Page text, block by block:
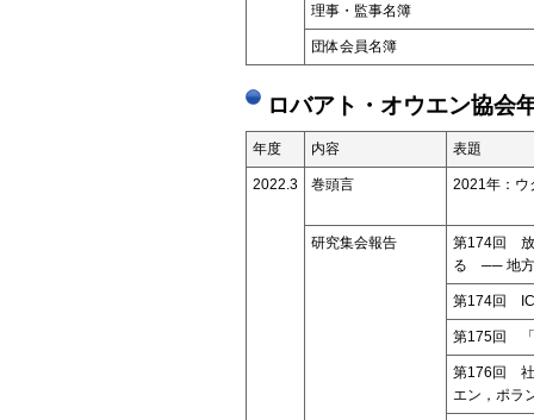
理事・監事名簿
団体会員名簿
ロバアト・オウエン協
年度 内容 表題
2022.3 巻頭言 2021年：ウ
研究集会報告
第174回 放
る ── 地方
第174回
第175回 「
第176回 社
エン，ポラ